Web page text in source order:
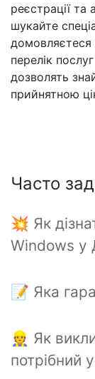
реєстрації та
шукайте
домовляєтеся
перелік
дозволять
прийнятною
Часто
💥 Як
Windows у
📝 Яка
👷 Як
потрібний